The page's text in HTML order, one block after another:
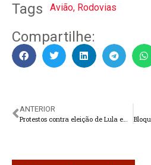
Tags Avião, Rodovias
Compartilhe:
ANTERIOR
Protestos contra eleição de Lula em dois pontos da BR-116 em Teresópolis